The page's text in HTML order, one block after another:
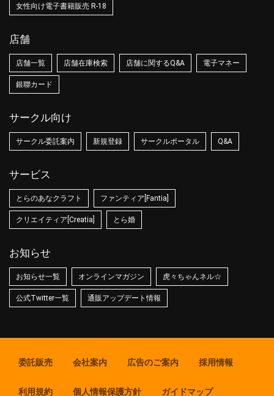
女性向け電子書籍販売 R-18
店舗
店舗一覧 店舗在庫検索 店舗に関するQ&A 電子マネー
銀聯カード
サークル向け
サークル委託案内 新規登録 サークルポータル Q&A
サービス
とらのあなクラフト ファンティア[Fantia]
クリエイティア[Creatia] とら婚
お知らせ
お知らせ一覧 オンラインマガジン 虎々ちゃんネル☆
公式Twitter一覧 通販アップデート情報
委託販売 会社案内 広告のご案内 採用情報
利用規約 個人情報保護方針 ガイドマップ